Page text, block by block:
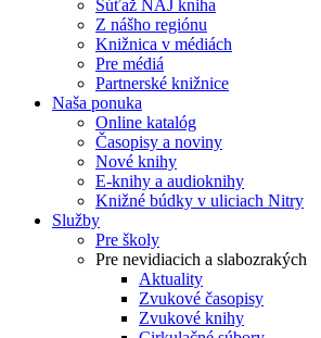
Súťaž NAJ kniha
Z nášho regiónu
Knižnica v médiách
Pre médiá
Partnerské knižnice
Naša ponuka
Online katalóg
Časopisy a noviny
Nové knihy
E-knihy a audioknihy
Knižné búdky v uliciach Nitry
Služby
Pre školy
Pre nevidiacich a slabozrakých
Aktuality
Zvukové časopisy
Zvukové knihy